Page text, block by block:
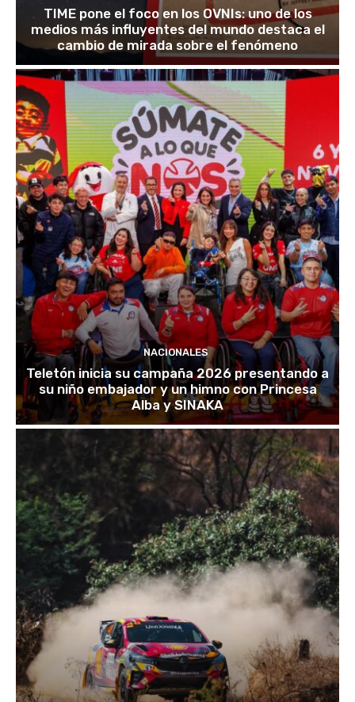
TIME pone el foco en los OVNIs: uno de los
medios más influyentes del mundo destaca el
cambio de mirada sobre el fenómeno
NACIONALES
Teletón inicia su campaña 2026 presentando a
su niño embajador y un himno con Princesa
Alba y SINAKA